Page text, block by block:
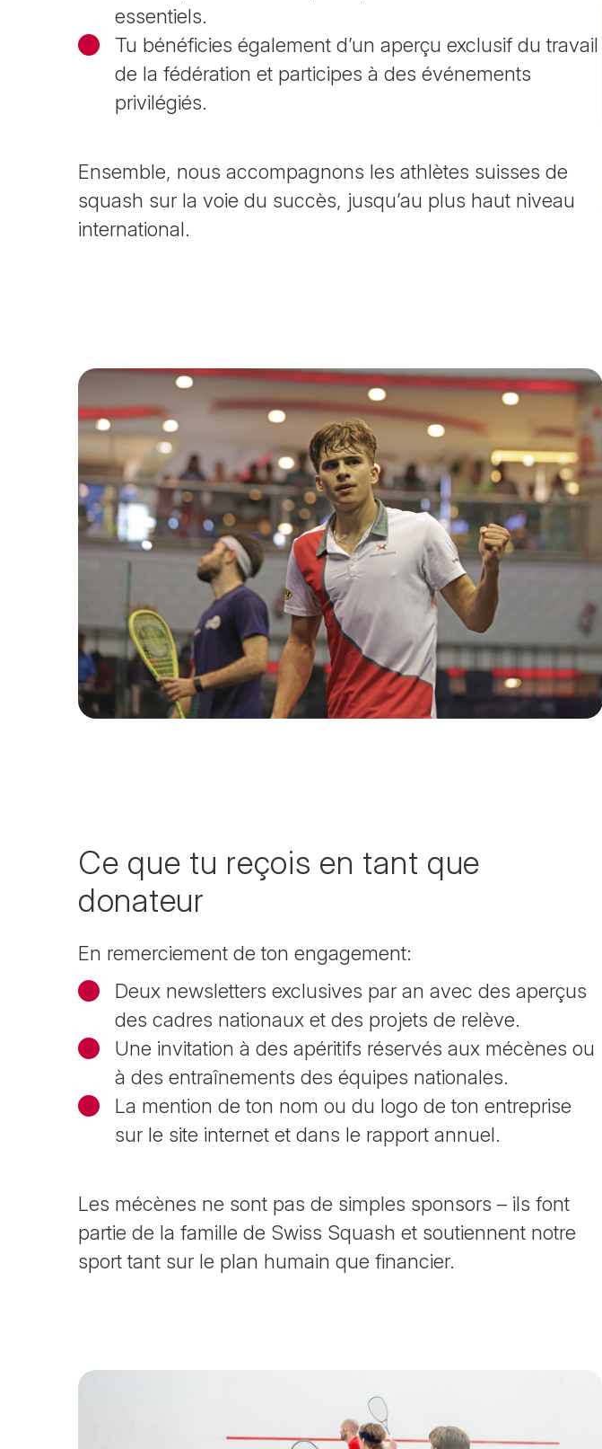
essentiels.
Tu bénéficies également d’un aperçu exclusif du travail
de la fédération et participes à des événements
privilégiés.
Ensemble, nous accompagnons les athlètes suisses de
squash sur la voie du succès, jusqu’au plus haut niveau
international.
Ce que tu reçois en tant que
donateur
En remerciement de ton engagement:
Deux newsletters exclusives par an avec des aperçus
des cadres nationaux et des projets de relève.
Une invitation à des apéritifs réservés aux mécènes ou
à des entraînements des équipes nationales.
La mention de ton nom ou du logo de ton entreprise
sur le site internet et dans le rapport annuel.
Les mécènes ne sont pas de simples sponsors – ils font
partie de la famille de Swiss Squash et soutiennent notre
sport tant sur le plan humain que financier.